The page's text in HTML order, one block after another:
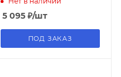
5 095₽/шт
ПОД ЗАКАЗ